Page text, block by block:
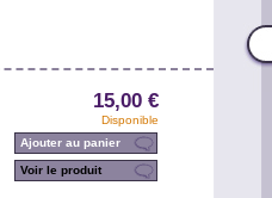
15,00 €
Disponible
Ajouter au panier
Voir le produit